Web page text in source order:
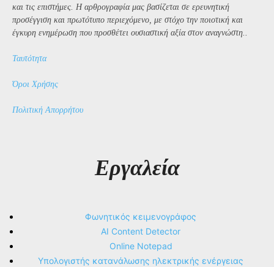
και τις επιστήμες. Η αρθρογραφία μας βασίζεται σε ερευνητική
προσέγγιση και πρωτότυπο περιεχόμενο, με στόχο την ποιοτική και
έγκυρη ενημέρωση που προσθέτει ουσιαστική αξία στον αναγνώστη..
Ταυτότητα
Όροι Χρήσης
Πολιτική Απορρήτου
Εργαλεία
Φωνητικός κειμενογράφος
AI Content Detector
Online Notepad
Υπολογιστής κατανάλωσης ηλεκτρικής ενέργειας